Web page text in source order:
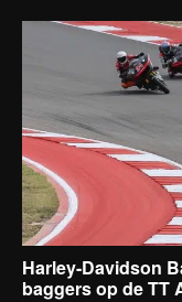
Harley-Davidson
baggers op de TT